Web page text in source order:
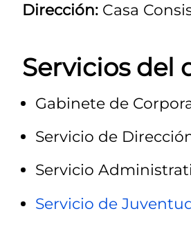
Dirección: Casa
Servicios del
Gabinete de
Servicio de
Servicio
Servicio de